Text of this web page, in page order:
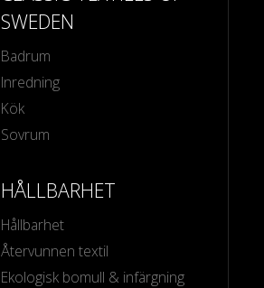
SWEDEN
Badrum
Inredning
Kök
Sovrum
HÅLLBARHET
Hållbarhet
Återvunnen textil
Ekologisk bomull & infärgning